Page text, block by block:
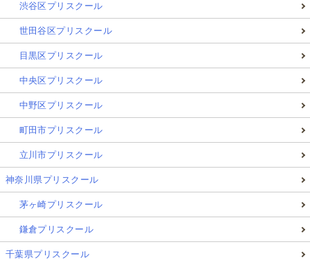
渋谷区プリスクール
世田谷区プリスクール
目黒区プリスクール
中央区プリスクール
中野区プリスクール
町田市プリスクール
立川市プリスクール
神奈川県プリスクール
茅ヶ崎プリスクール
鎌倉プリスクール
千葉県プリスクール